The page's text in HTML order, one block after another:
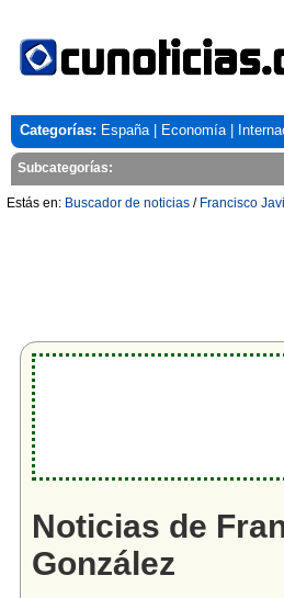
Categorías: España| Economía|
Subcategorías:
Estás en: Buscador de noticias / Francisco
Noticias de
González